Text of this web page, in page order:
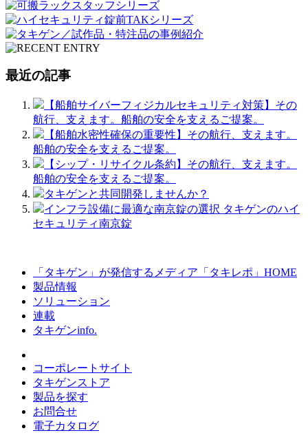
最近の記事
【船舶サイバーフィジカルセキュリティ対策】その
航行、支えます。船舶の安全を支えるご提案。
【船舶水密性確保の重要性】その航行、支えます。
船舶の安全を支えるご提案。
【シップ・リサイクル条約】その航行、支えます。
船舶の安全を支えるご提案。
タキゲンと共同開発しませんか？
インフラ設備に最適な南京錠の選択 タキゲンのハイ
セキュリティ南京錠
「タキゲン」が発信するメディア「タキレポ」HOME
製品情報
ソリューション
連載
タキゲンinfo.
コーポレートサイト
タキゲンストア
製品を探す
お問合せ
電子カタログ